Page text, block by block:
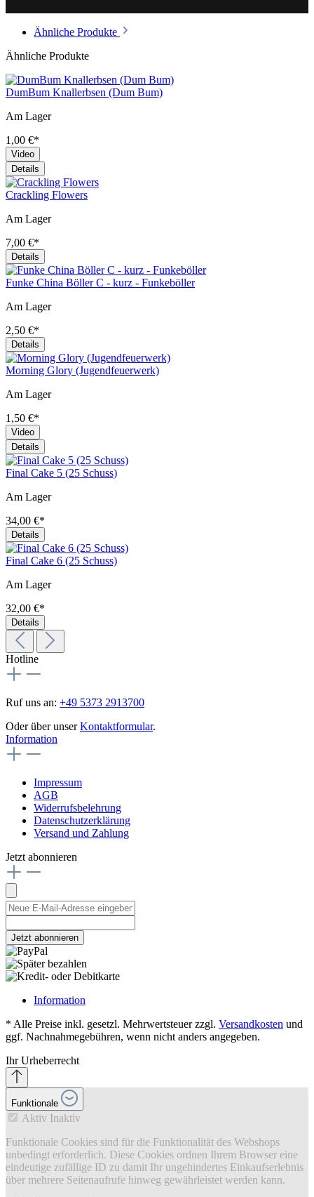
Ähnliche Produkte
Ähnliche Produkte
DumBum Knallerbsen (Dum Bum)
Am Lager
1,00 €*
Video
Details
Crackling Flowers
Am Lager
7,00 €*
Details
Funke China Böller C - kurz - Funkeböller
Am Lager
2,50 €*
Details
Morning Glory (Jugendfeuerwerk)
Am Lager
1,50 €*
Video
Details
Final Cake 5 (25 Schuss)
Am Lager
34,00 €*
Details
Final Cake 6 (25 Schuss)
Am Lager
32,00 €*
Details
Hotline
Ruf uns an: +49 5373 2913700
Oder über unserKontaktformular.
Information
Impressum
AGB
Widerrufsbelehrung
Datenschutzerklärung
Versand und Zahlung
Jetzt abonnieren
Jetzt abonnieren
Information
* Alle Preise inkl. gesetzl. Mehrwertsteuer zzgl. Versandkosten und
ggf. Nachnahmegebühren, wenn nicht anders angegeben.
Ihr Urheberrecht
Funktionale
Aktiv Inaktiv
Funktionale Cookies sind für die Funktionalität des Webshops
unbedingt erforderlich. Diese Cookies ordnen Ihrem Browser eine
eindeutige zufällige ID zu damit Ihr ungehindertes Einkaufserlebnis
über mehrere Seitenaufrufe hinweg gewährleistet werden kann.